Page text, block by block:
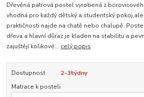
Dřevěná patrová postel vyrobená z
vhodná pro každý dětský a studentský
praktičnosti najde na chatě nebo chalupě.
dřeva a hlavní důraz je kladen na stabilitu a
zajuštějí kolikové... celý popis
Dostupnost
2-3týdny
Matrace k posteli